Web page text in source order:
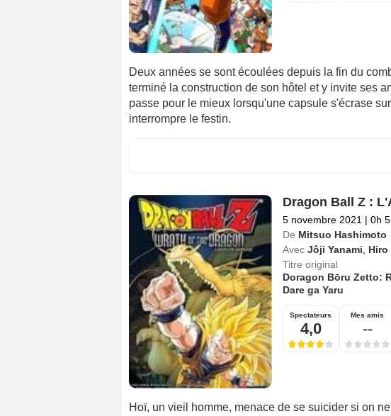
Deux années se sont écoulées depuis la fin du
terminé la construction de son hôtel et y invite ses
passe pour le mieux lorsqu'une capsule s'écrase
interrompre le festin.
Dragon Ball Z :
5 novembre 2021 | 0h
De Mitsuo Hashimoto
Avec Jôji Yanami Hiro
Titre original
Doragon Bōru Zetto:
Dare ga Yaru
Spectateurs
4,0
Mes amis
--
Hoï, un vieil homme, menace de se suicider si on